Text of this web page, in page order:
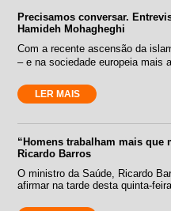
Precisamos conversar.
Hamideh Mohagheghi
Com a recente ascensão da
– e na sociedade europeia
LER MAIS
“Homens trabalham mais que
Ricardo Barros
O ministro da Saúde, Ricardo
afirmar na tarde desta quinta-